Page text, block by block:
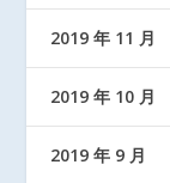
2019 年 11 月
2019 年 10 月
2019 年 9 月